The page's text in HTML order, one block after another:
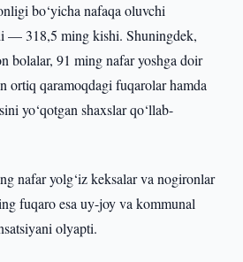
bo‘yicha nafaqa oluvchi
— 318,5 ming kishi. Shuningdek,
bolalar, 91 ming nafar yoshga doir
ortiq qaramoqdagi fuqarolar hamda
yo‘qotgan shaxslar qo‘llab-
nafar yolg‘iz keksalar va nogironlar
fuqaro esa uy-joy va kommunal
olyapti.